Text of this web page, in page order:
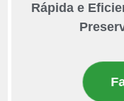
Rápida e